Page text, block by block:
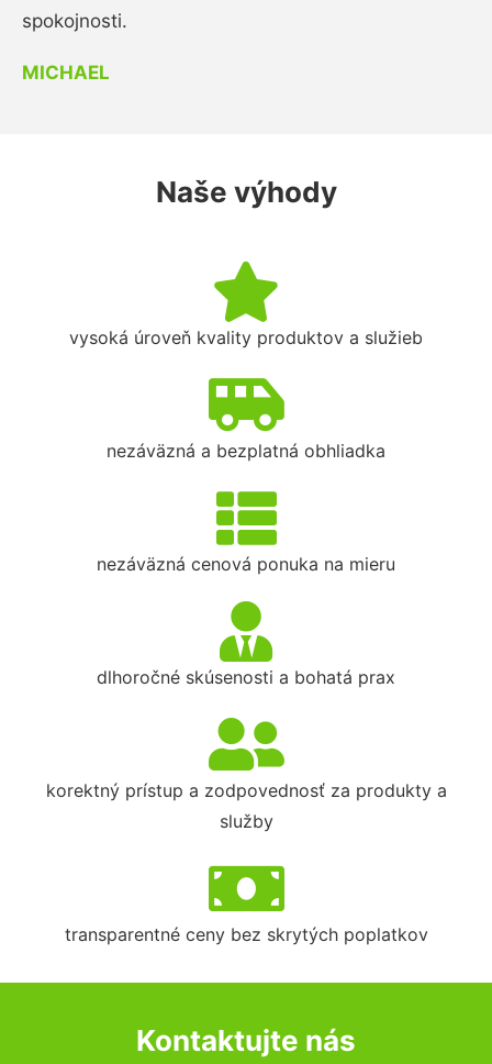
spokojnosti.
MICHAEL
Naše výhody
vysoká úroveň kvality produktov a služieb
nezáväzná a bezplatná obhliadka
nezáväzná cenová ponuka na mieru
dlhoročné skúsenosti a bohatá prax
korektný prístup a zodpovednosť za produkty a
služby
transparentné ceny bez skrytých poplatkov
Kontaktujte nás